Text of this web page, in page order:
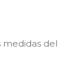
medidas del